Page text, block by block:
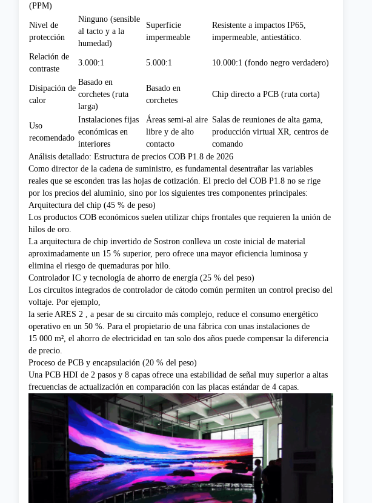
(PPM)
Nivel de
protección
Ninguno (sensible
al tacto y a la
humedad)
Superficie
impermeable
Resistente a impactos IP65,
impermeable, antiestático.
Relación de
contraste
3.000:1 5.000:1 10.000:1 (fondo negro verdadero)
Disipación de
calor
Basado en
corchetes (ruta
larga)
Basado en
corchetes
Chip directo a PCB (ruta corta)
Uso
recomendado
Instalaciones fijas
económicas en
interiores
Áreas semi-al aire
libre y de alto
contacto
Salas de reuniones de alta gama,
producción virtual XR, centros de
comando
Análisis detallado: Estructura de precios COB P1.8 de 2026
Como director de la cadena de suministro, es fundamental desentrañar las variables
reales que se esconden tras las hojas de cotización. El precio del COB P1.8 no se rige
por los precios del aluminio, sino por los siguientes tres componentes principales:
Arquitectura del chip (45 % de peso)
Los productos COB económicos suelen utilizar chips frontales que requieren la unión de
hilos de oro.
La arquitectura de chip invertido de Sostron conlleva un coste inicial de material
aproximadamente un 15 % superior, pero ofrece una mayor eficiencia luminosa y
elimina el riesgo de quemaduras por hilo.
Controlador IC y tecnología de ahorro de energía (25 % del peso)
Los circuitos integrados de controlador de cátodo común permiten un control preciso del
voltaje. Por ejemplo,
la serie ARES 2 , a pesar de su circuito más complejo, reduce el consumo energético
operativo en un 50 %. Para el propietario de una fábrica con unas instalaciones de
15 000 m², el ahorro de electricidad en tan solo dos años puede compensar la diferencia
de precio.
Proceso de PCB y encapsulación (20 % del peso)
Una PCB HDI de 2 pasos y 8 capas ofrece una estabilidad de señal muy superior a altas
frecuencias de actualización en comparación con las placas estándar de 4 capas.